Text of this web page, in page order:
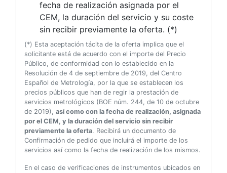
fecha de realización asignada por el
CEM, la duración del servicio y su coste
sin recibir previamente la oferta. (*)
(*) Esta aceptación tácita de la oferta implica que el
solicitante está de acuerdo con el importe del Precio
Público, de conformidad con lo establecido en la
Resolución de 4 de septiembre de 2019, del Centro
Español de Metrología, por la que se establecen los
precios públicos que han de regir la prestación de
servicios metrológicos (BOE núm. 244, de 10 de octubre
de 2019), así como con la fecha de realización, asignada
por el CEM, y la duración del servicio sin recibir
previamente la oferta. Recibirá un documento de
Confirmación de pedido que incluirá el importe de los
servicios así como la fecha de realización de los mismos.
En el caso de verificaciones de instrumentos ubicados en